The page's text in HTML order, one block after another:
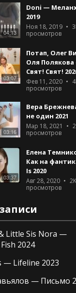
04;13
Doni —
2019
Ноя 18, 2019
просмотров
03:07
Потап, Олег
Оля
Свят! Свят!
Фев 11, 2020
просмотров
03:16
Вера
не один 2021
Мар 18, 2021
просмотров
03:37
Елена
Как на
Is 2020
Авг 28, 2020
2K
просмотров
Little Sis Nora —
2024
— Lifeline 2023
— Письмо